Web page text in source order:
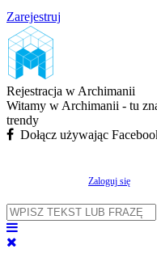
Zarejestruj
Rejestracja w Archimanii
Witamy w Archimanii - tu
trendy
Dołącz używając
Zaloguj się